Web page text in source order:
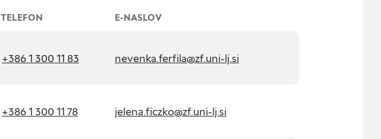
TELEFON E-NASLOV
+386 1 300 11 83 nevenka.ferfila@zf.uni-lj.si
+386 1 300 11 78 jelena.ficzko@zf.uni-lj.si